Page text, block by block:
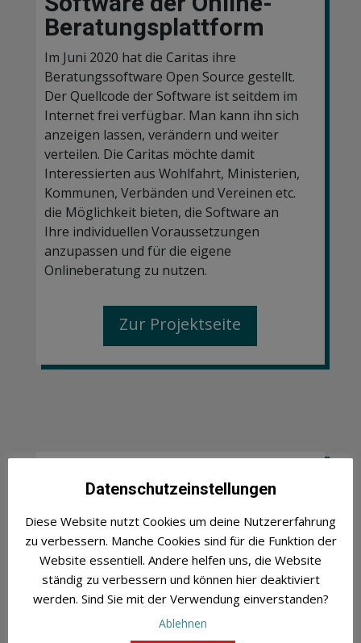
Beratungsplattform
Im Juni 2020 hat die Caritas ihre
Beratungssoftware Open Source gestellt.
Der Quellcode der Software ist seitdem im
Internet frei verfügbar. Man kann ihn sich
anzeigen lassen, verändern und weiter
verteilen. Die Caritas möchte damit
Interessierten aus Wohlfahrt, Ministerien,
Kommunen, Verbänden und Vereinen etc.
die Möglichkeit bieten, die Software an
Ihre individuellen Voraussetzungen
anzupassen und für die eigene
Onlineberatung zu nutzen.
Zur Projektseite
Datenschutzeinstellungen
Diese Website nutzt Cookies um deine Nutzererfahrung
zu verbessern. Manche Cookies sind für die Funktion der
Website essentiell. Andere helfen uns, die Website
ständig zu verbessern und können hier deaktiviert
werden. Sind Sie mit der Verwendung einverstanden?
Ablehnen